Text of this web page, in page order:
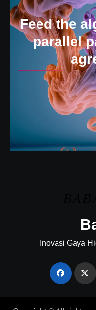
Feed the
parallel
Inovasi Gaya